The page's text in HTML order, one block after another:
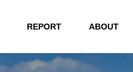
REPORT ABOUT